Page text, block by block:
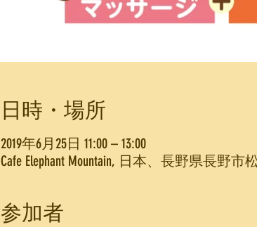
日時・場所
2019年6月25日 11:00 – 13:00
Cafe Elephant Mountain, 日本、長野県長野
参加者